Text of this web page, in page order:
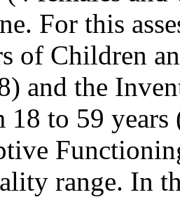
For this
of Children
and the
to 59
range. In